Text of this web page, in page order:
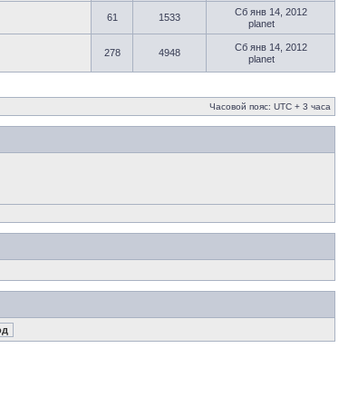
61 1533
Сб янв 14, 2012
planet
278 4948
Сб янв 14, 2012
planet
Часовой пояс: UTC + 3 часа